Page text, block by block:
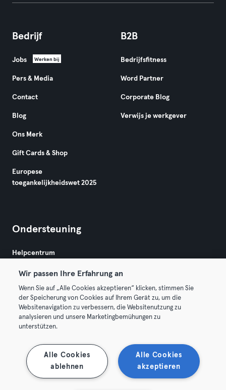
Bedrijf
Jobs Werken bij
Pers & Media
Contact
Blog
Ons Merk
Gift Cards & Shop
Europese
toegankelijkheidswet 2025
B2B
Bedrijfsfitness
Word Partner
Corporate Blog
Verwijs je werkgever
Ondersteuning
Helpcentrum
Algemene Voorwaarden
Membership opzeggen Trek hier je contract terug
Wir passen Ihre Erfahrung an
Wenn Sie auf „Alle Cookies akzeptieren“ klicken, stimmen Sie
der Speicherung von Cookies auf Ihrem Gerät zu, um die
Websitenavigation zu verbessern, die Websitenutzung zu
analysieren und unsere Marketingbemühungen zu
unterstützen.
Alle Cookies
akzeptieren
Alle Cookies
ablehnen